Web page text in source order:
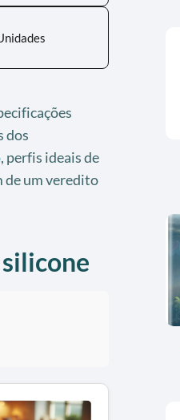
dos
perfis ideais de
de um veredito